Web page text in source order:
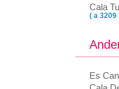
Cala
( a 3209
Es